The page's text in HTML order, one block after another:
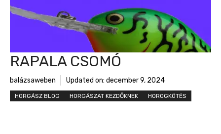
RAPALA CSOMÓ
balázsaweben Updated on: december 9, 2024
HORGÁSZ BLOG HORGÁSZAT KEZDŐKNEK HOROGKÖTÉS